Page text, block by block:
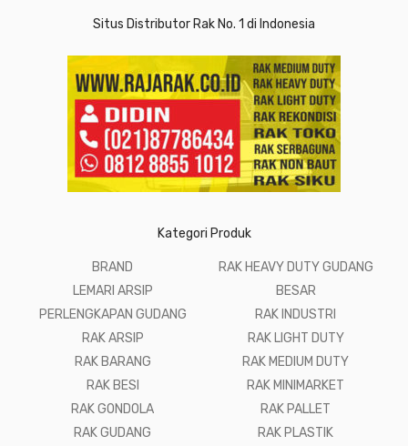
Situs Distributor Rak No. 1 di Indonesia
Kategori Produk
BRAND
LEMARI ARSIP
PERLENGKAPAN GUDANG
RAK ARSIP
RAK BARANG
RAK BESI
RAK GONDOLA
RAK GUDANG
RAK HEAVY DUTY GUDANG
BESAR
RAK INDUSTRI
RAK LIGHT DUTY
RAK MEDIUM DUTY
RAK MINIMARKET
RAK PALLET
RAK PLASTIK